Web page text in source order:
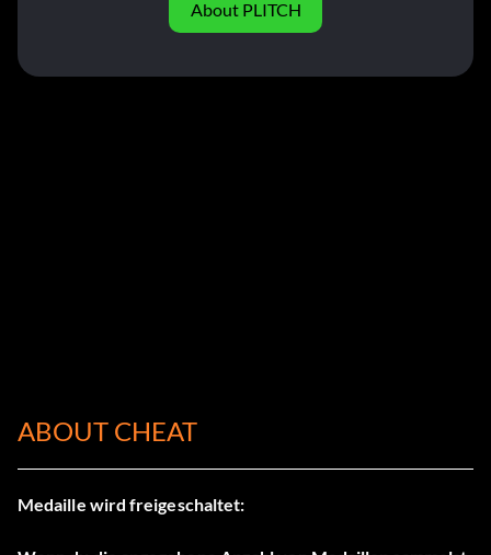
About PLITCH
ABOUT CHEAT
Medaille wird freigeschaltet: